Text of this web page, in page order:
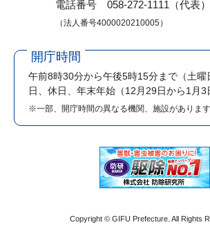
電話番号 058-272-1111（代表）
（法人番号4000020210005）
開庁時間
午前8時30分から午後5時15分まで （土
日、休日、年末年始（12月29日から1月3
※一部、開庁時間の異なる機関、施設があります
Copyright © GIFU Prefecture. All Rights